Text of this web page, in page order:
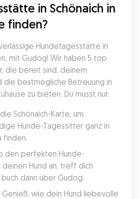
in Schönaich in
finden?
Hundetagesstätte in
mit Gudog! Wir haben 5 top
die bereit sind, deinem
die bestmögliche Betreuung in
zu bieten. Du musst nur:
Schönaich-Karte, um
Hunde-Tagessitter ganz in
finden.
den perfekten Hunde-
Hund an, treff dich
dann über Gudog.
wie dein Hund liebevolle